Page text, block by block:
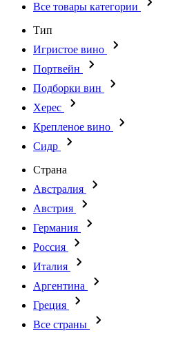
Все товары категории
Тип
Игристое вино
Портвейн
Подборки вин
Херес
Крепленое вино
Сидр
Страна
Австралия
Австрия
Германия
Россия
Италия
Аргентина
Греция
Все страны